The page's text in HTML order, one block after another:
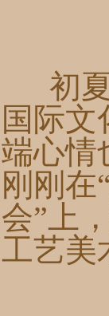
初夏
国际
端心情
刚刚
会”上
工艺美